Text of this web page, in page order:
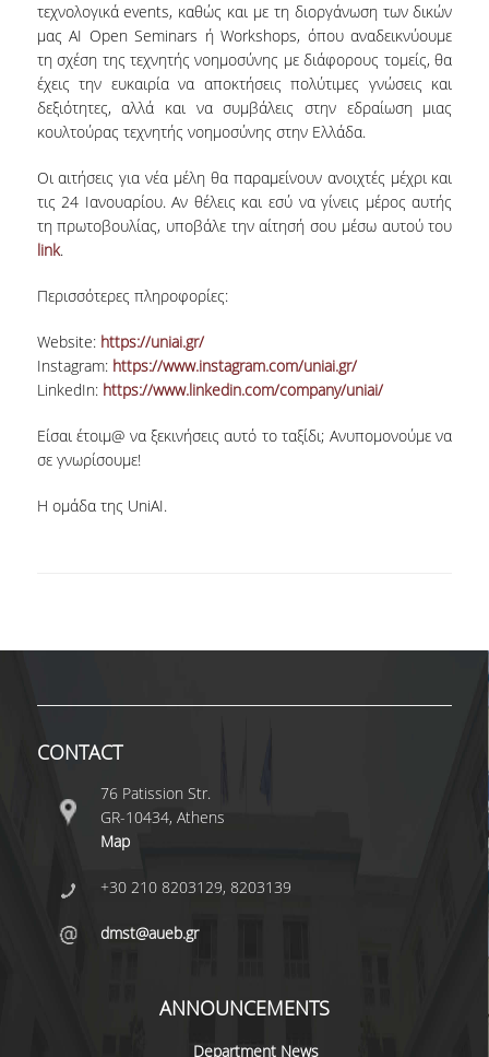
INTERNSHIP AND THESIS
TEACHING AND EXAMS
POSTGRADUATE STUDIES
POSTGRADUATE PROGRAMS
THE DOCTORAL PROGRAM
CURRENT PHD HOLDERS
RESEARCH SEMINARS
ERASMUS+ PROGRAMME
COURSES OFFERED BY THE
QUALITY ASSURANCE UNIT
RESEARCH ACTIVITIES
PUBLICATIONS
τεχνολογικά events, καθώς και με τη διοργάνωση των δικών
μας AI Open Seminars ή Workshops, όπου αναδεικνύουμε
τη σχέση της τεχνητής νοημοσύνης με διάφορους τομείς, θα
έχεις την ευκαιρία να αποκτήσεις πολύτιμες γνώσεις και
δεξιότητες, αλλά και να συμβάλεις στην εδραίωση μιας
κουλτούρας τεχνητής νοημοσύνης στην Ελλάδα.
Οι αιτήσεις για νέα μέλη θα παραμείνουν ανοιχτές μέχρι και
τις 24 Ιανουαρίου. Αν θέλεις και εσύ να γίνεις μέρος αυτής
τη πρωτοβουλίας, υποβάλε την αίτησή σου μέσω αυτού του
link.
Περισσότερες πληροφορίες:
Website: https://uniai.gr/
Instagram: https://www.instagram.com/uniai.gr/
LinkedIn: https://www.linkedin.com/company/uniai/
Είσαι έτοιμ@ να ξεκινήσεις αυτό το ταξίδι; Ανυπομονούμε να
σε γνωρίσουμε!
Η ομάδα της UniAI.
CONTACT
76 Patission Str.
GR-10434, Athens
Map
+30 210 8203129, 8203139
dmst@aueb.gr
ANNOUNCEMENTS
Department News